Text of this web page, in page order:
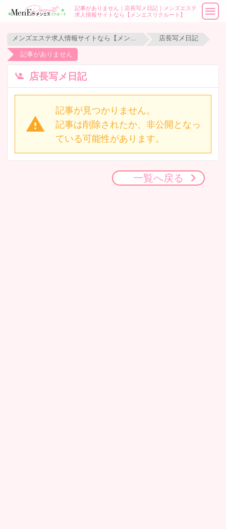
記事がありません｜店長写メ日記｜メンズエステ
求人情報サイトなら【メンエスリクルート】
店長写メ日記
記事がありません
店長写メ日記
記事が見つかりません。
記事は削除されたか、非公開となっ
ている可能性があります。
一覧へ戻る